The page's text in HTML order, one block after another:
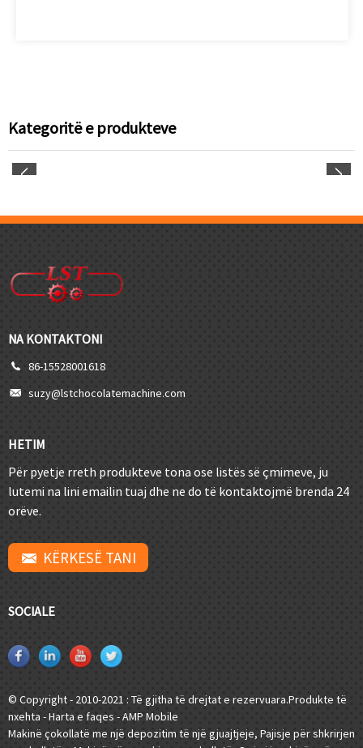
Kategoritë e produkteve
NA KONTAKTONI
86-15528001618
suzy@lstchocolatemachine.com
HETIM
Për pyetje rreth produkteve tona ose listës së çmimeve, ju
lutemi na lini emailin tuaj dhe ne do të kontaktojmë brenda 24
orëve.
KËRKESË TANI
SOCIALE
© Copyright - 2010-2021 : Të gjitha të drejtat e rezervuara.Produkte të
nxehta -Harta e faqes -AMP Mobile
Makinë çokollatë me një depozitim të një gjuajtjeje, Pajisje për shkrirjen